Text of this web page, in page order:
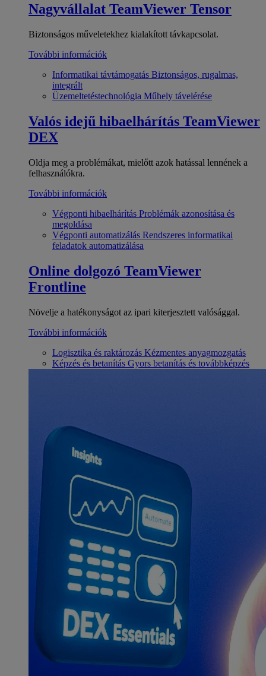
Nagyvállalat TeamViewer Tensor
Biztonságos műveletekhez kialakított távkapcsolat.
További információk
Informatikai távtámogatás Biztonságos, rugalmas,
integrált
Üzemeltetéstechnológia Műhely távelérése
Valós idejű hibaelhárítás TeamViewer
DEX
Oldja meg a problémákat, mielőtt azok hatással lennének a
felhasználókra.
További információk
Végponti hibaelhárítás Problémák azonosítása és
megoldása
Végponti automatizálás Rendszeres informatikai
feladatok automatizálása
Online dolgozó TeamViewer
Frontline
Növelje a hatékonyságot az ipari kiterjesztett valósággal.
További információk
Logisztika és raktározás Kézmentes anyagmozgatás
Képzés és betanítás Gyors betanítás és továbbképzés